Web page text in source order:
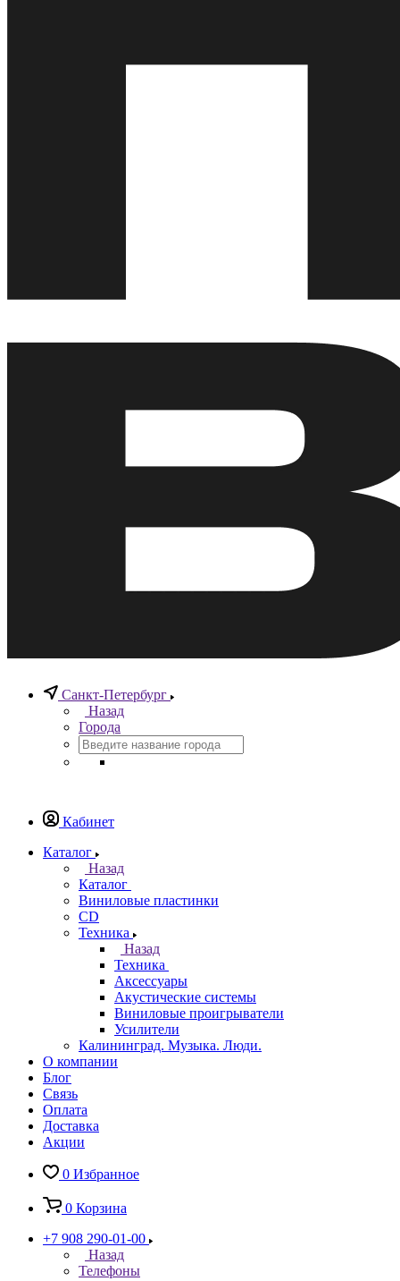
Санкт-Петербург
Назад
Города
Кабинет
Каталог
Назад
Каталог
Виниловые пластинки
CD
Техника
Назад
Техника
Аксессуары
Акустические системы
Виниловые проигрыватели
Усилители
Калининград. Музыка. Люди.
О компании
Блог
Связь
Оплата
Доставка
Акции
0 Избранное
0 Корзина
+7 908 290-01-00
Назад
Телефоны